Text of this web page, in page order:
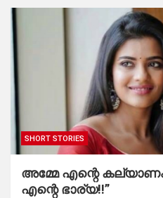
SHORT STORIES
അമ്മേ എന്റെ
എന്റെ ഭാര്യ!!”